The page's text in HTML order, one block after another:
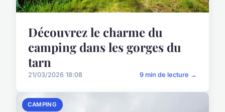
Découvrez le charme du
camping dans les gorges du
tarn
21/03/2026 18:08 9 min de lecture →
CAMPING